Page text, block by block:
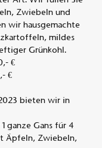
Zwiebeln und
wir hausgemachte
mildes
Grünkohl.
€
€
bieten wir in
ganze Gans für 4
Äpfeln, Zwiebeln,